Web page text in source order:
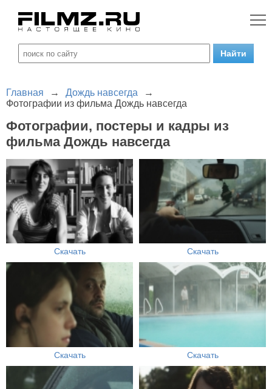
Главная → Дождь навсегда
→
Фотографии из фильма Дождь навсегда
Фотографии, постеры и кадры из
фильма Дождь навсегда
Скачать Скачать
Скачать Скачать